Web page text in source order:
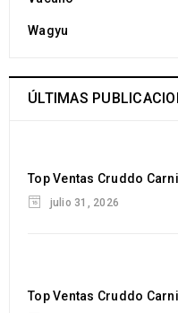
25
25
Wagyu
ÚLTIMAS
Top Ventas Cruddo
julio 31, 2026
Top Ventas Cruddo